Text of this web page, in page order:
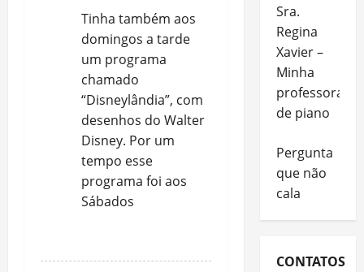
Tinha também aos
domingos a tarde
um programa
chamado
“Disneylândia”, com
desenhos do Walter
Disney. Por um
tempo esse
programa foi aos
Sábados
Sra.
Regina
Xavier –
Minha
professora
de piano
Pergunta
que não
cala
CONTATOS